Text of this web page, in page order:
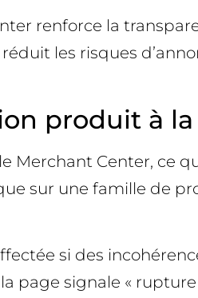
renforce la
les risques
produit à
Center, ce
sur une famille de
si des
page signale «